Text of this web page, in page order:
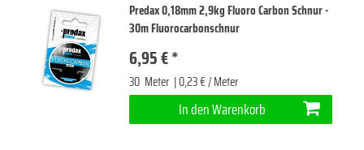
Predax 0,18mm 2,9kg Fluoro Carbon Schnur -
30m Fluorocarbonschnur
6,95 € *
30 Meter | 0,23 € / Meter
In den Warenkorb